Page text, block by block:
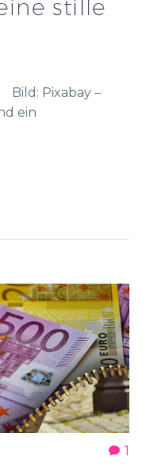
stille
Pixabay –
ein
1